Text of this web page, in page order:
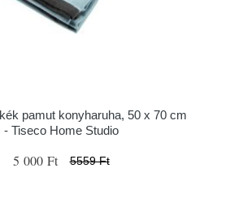
pamut konyharuha, 50 x 70 cm
- Tiseco Home Studio
5 000 Ft 5559 Ft